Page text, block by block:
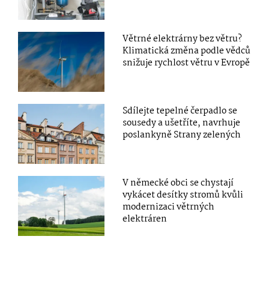
Větrné elektrárny bez větru?
Klimatická změna podle vědců
snižuje rychlost větru v Evropě
Sdílejte tepelné čerpadlo se
sousedy a ušetříte, navrhuje
poslankyně Strany zelených
V německé obci se chystají
vykácet desítky stromů kvůli
modernizaci větrných
elektráren